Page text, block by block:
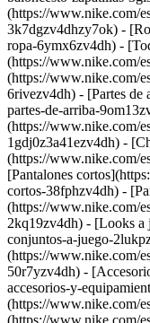
(https://www.nike.com/
3k7dgzv4dhzy7ok) -
ropa-6ymx6zv4dh) -
(https://www.nike.com/
(https://www.nike.com/
6rivezv4dh) - [Partes
partes-de-arriba-
(https://www.nike.com/
1gdj0z3a41ezv4dh) -
(https://www.nike.com/
[Pantalones
cortos-38fphzv4dh) -
(https://www.nike.com/
2kq19zv4dh) - [Looks a
conjuntos-a-juego-
(https://www.nike.com/
50r7yzv4dh) -
accesorios-y-
(https://www.nike.com/
(https://www.nike.com/